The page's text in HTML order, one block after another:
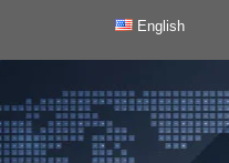
English